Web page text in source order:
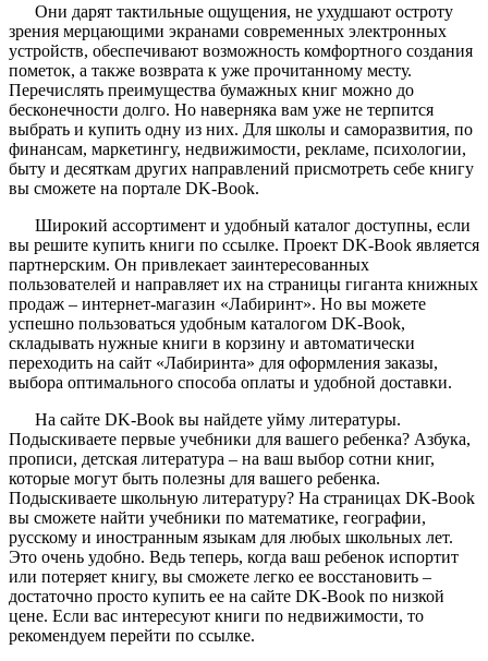
Они дарят тактильные ощущения, не ухудшают остроту
зрения мерцающими экранами современных электронных
устройств, обеспечивают возможность комфортного создания
пометок, а также возврата к уже прочитанному месту.
Перечислять преимущества бумажных книг можно до
бесконечности долго. Но наверняка вам уже не терпится
выбрать и купить одну из них. Для школы и саморазвития, по
финансам, маркетингу, недвижимости, рекламе, психологии,
быту и десяткам других направлений присмотреть себе книгу
вы сможете на портале DK-Book.
Широкий ассортимент и удобный каталог доступны, если
вы решите купить книги по ссылке. Проект DK-Book является
партнерским. Он привлекает заинтересованных
пользователей и направляет их на страницы гиганта книжных
продаж – интернет-магазин «Лабиринт». Но вы можете
успешно пользоваться удобным каталогом DK-Book,
складывать нужные книги в корзину и автоматически
переходить на сайт «Лабиринта» для оформления заказы,
выбора оптимального способа оплаты и удобной доставки.
На сайте DK-Book вы найдете уйму литературы.
Подыскиваете первые учебники для вашего ребенка? Азбука,
прописи, детская литература – на ваш выбор сотни книг,
которые могут быть полезны для вашего ребенка.
Подыскиваете школьную литературу? На страницах DK-Book
вы сможете найти учебники по математике, географии,
русскому и иностранным языкам для любых школьных лет.
Это очень удобно. Ведь теперь, когда ваш ребенок испортит
или потеряет книгу, вы сможете легко ее восстановить –
достаточно просто купить ее на сайте DK-Book по низкой
цене. Если вас интересуют книги по недвижимости, то
рекомендуем перейти по ссылке.